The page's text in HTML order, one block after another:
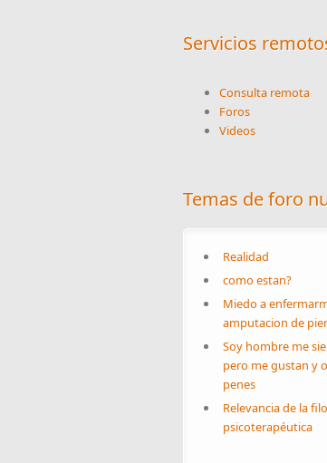
Servicios
Consulta remota
Foros
Videos
Temas de foro
Realidad
como estan?
Miedo a
amputacion de
Soy hombre me
pero me gustan y
penes
Relevancia de la
psicoterapéutica